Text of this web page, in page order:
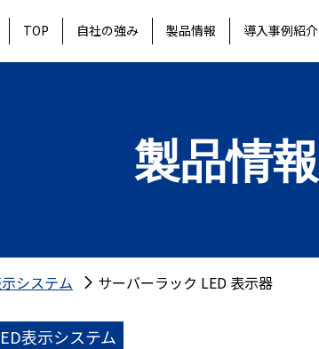
TOP 自社の強み 製品情報 導入事例紹介
製品情報
システム サーバーラック LED 表示器
表示システム